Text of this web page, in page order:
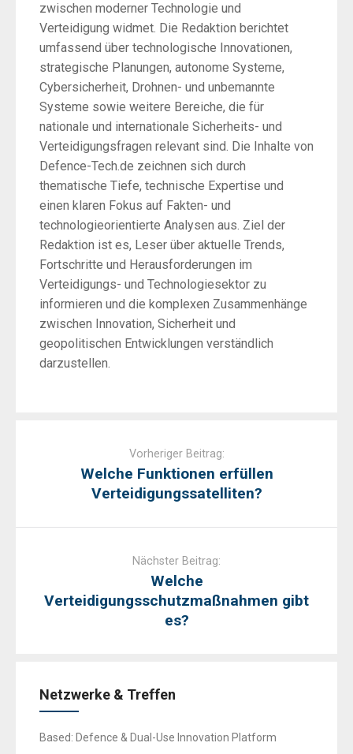
zwischen moderner Technologie und
Verteidigung widmet. Die Redaktion berichtet
umfassend über technologische Innovationen,
strategische Planungen, autonome Systeme,
Cybersicherheit, Drohnen- und unbemannte
Systeme sowie weitere Bereiche, die für
nationale und internationale Sicherheits- und
Verteidigungsfragen relevant sind. Die Inhalte von
Defence-Tech.de zeichnen sich durch
thematische Tiefe, technische Expertise und
einen klaren Fokus auf Fakten- und
technologieorientierte Analysen aus. Ziel der
Redaktion ist es, Leser über aktuelle Trends,
Fortschritte und Herausforderungen im
Verteidigungs- und Technologiesektor zu
informieren und die komplexen Zusammenhänge
zwischen Innovation, Sicherheit und
geopolitischen Entwicklungen verständlich
darzustellen.
Vorheriger Beitrag:
Welche Funktionen erfüllen
Verteidigungssatelliten?
Nächster Beitrag:
Welche
Verteidigungsschutzmaßnahmen gibt
es?
Netzwerke & Treffen
Based: Defence & Dual-Use Innovation Platform